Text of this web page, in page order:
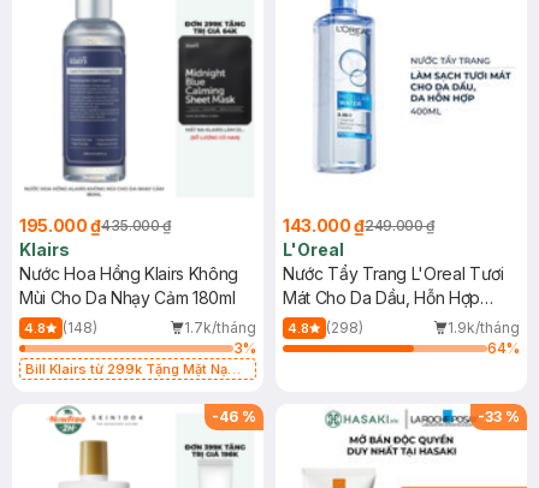
195.000 ₫435.000 ₫
Klairs
Nước Hoa Hồng Klairs Không
Mùi Cho Da Nhạy Cảm 180ml
4.8 (148)
1.7k/tháng
3%
Bill Klairs từ 299k Tặng Mặt Nạ
25ml (SL Có Hạn)
143.000 ₫249.000 ₫
L'Oreal
Nước Tẩy Trang L'Oreal Tươi
Mát Cho Da Dầu, Hỗn Hợp
400ml
4.8 (298)
1.9k/tháng
64%
-46 % -33 %